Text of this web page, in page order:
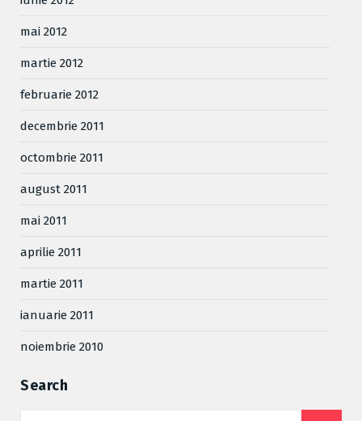
mai 2012
martie 2012
februarie 2012
decembrie 2011
octombrie 2011
august 2011
mai 2011
aprilie 2011
martie 2011
ianuarie 2011
noiembrie 2010
Search